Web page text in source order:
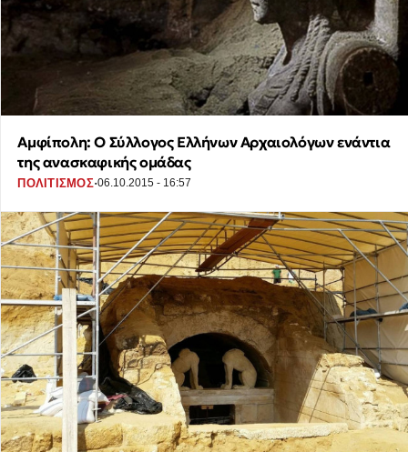
Αμφίπολη: Ο Σύλλογος Ελλήνων Αρχαιολόγων ενάντια
της ανασκαφικής ομάδας
ΠΟΛΙΤΙΣΜΟΣ·06.10.2015 - 16:57